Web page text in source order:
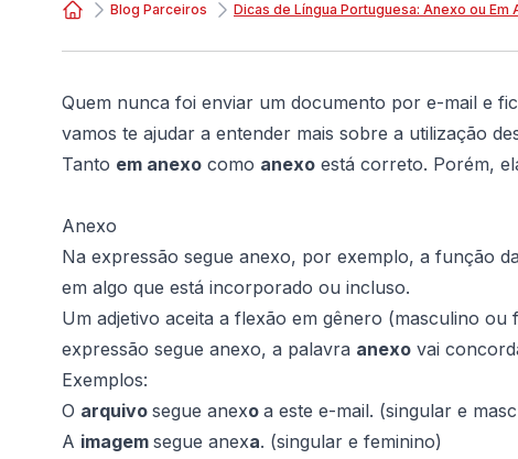
Blog Parceiros Dicas de Língua Portuguesa: Anexo ou Em
Quem nunca foi enviar um documento por e-mail e
vamos te ajudar a entender mais sobre a utilização
Tanto em anexo como anexo está correto. Porém,
Anexo
Na expressão segue anexo, por exemplo, a função
em algo que está incorporado ou incluso.
Um adjetivo aceita a flexão em gênero (masculino
expressão segue anexo, a palavra anexo vai
Exemplos:
O arquivo segue anexo a este e-mail. (singular e
A imagem segue anexa. (singular e feminino)